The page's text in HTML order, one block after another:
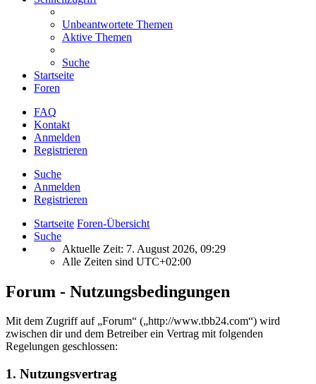
Unbeantwortete Themen
Aktive Themen
Suche
Startseite
Foren
FAQ
Kontakt
Anmelden
Registrieren
Suche
Anmelden
Registrieren
Startseite Foren-Übersicht
Suche
Aktuelle Zeit: 7. August 2026, 09:29
Alle Zeiten sind UTC+02:00
Forum - Nutzungsbedingungen
Mit dem Zugriff auf „Forum“ („http://www.tbb24.com“) wird
zwischen dir und dem Betreiber ein Vertrag mit folgenden
Regelungen geschlossen:
1. Nutzungsvertrag